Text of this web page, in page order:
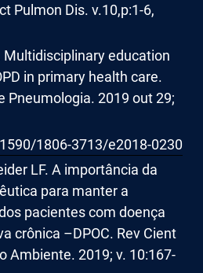
Pulmon Dis. v.10,p:1-6,
Multidisciplinary education
in primary health care.
Pneumologia. 2019 out 29;
1806-3713/e2018-0230
LF. A importância da
para manter a
pacientes com doença
crônica –DPOC. Rev Cient
Ambiente. 2019; v. 10:167-